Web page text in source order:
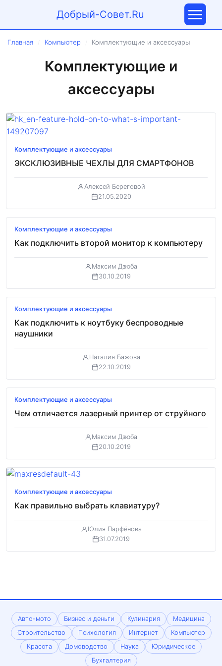
Добрый-Совет.Ru
Главная Компьютер Комплектующие и аксессуары
Комплектующие и
аксессуары
Комплектующие и аксессуары
ЭКСКЛЮЗИВНЫЕ ЧЕХЛЫ ДЛЯ СМАРТФОНОВ
Алексей Береговой
21.05.2020
Комплектующие и аксессуары
Как подключить второй монитор к компьютеру
Максим Дзюба
30.10.2019
Комплектующие и аксессуары
Как подключить к ноутбуку беспроводные
наушники
Наталия Бажова
22.10.2019
Комплектующие и аксессуары
Чем отличается лазерный принтер от струйного
Максим Дзюба
20.10.2019
Комплектующие и аксессуары
Как правильно выбрать клавиатуру?
Юлия Парфёнова
31.07.2019
Авто-мото Бизнес и деньги Кулинария
Медицина
Строительство
Психология Интернет
Компьютер
Красота
Домоводство Наука
Юридическое
Бухгалтерия